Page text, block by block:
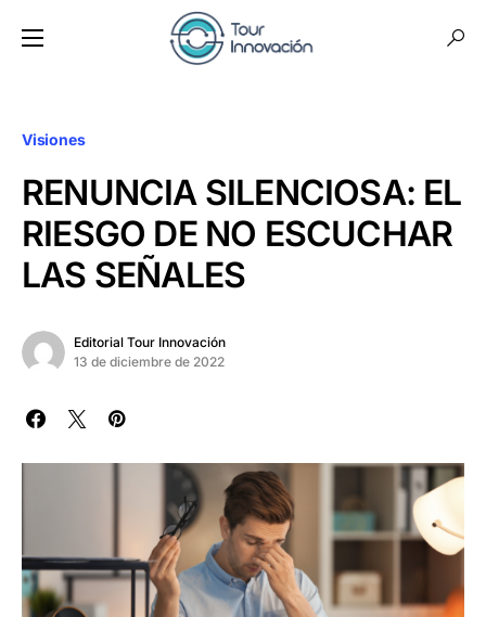
Visiones
RENUNCIA SILENCIOSA: EL
RIESGO DE NO ESCUCHAR
LAS SEÑALES
Editorial Tour Innovación
13 de diciembre de 2022